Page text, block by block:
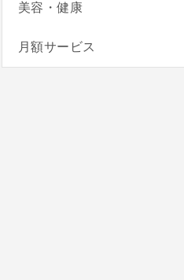
美容・健康
月額サービス